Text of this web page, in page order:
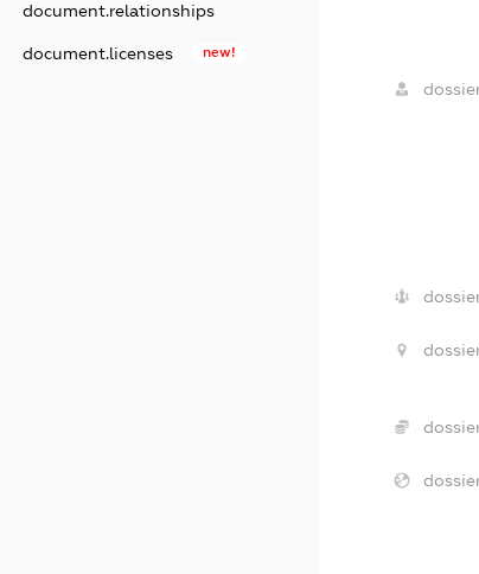
document.relationships
document.licenses new!